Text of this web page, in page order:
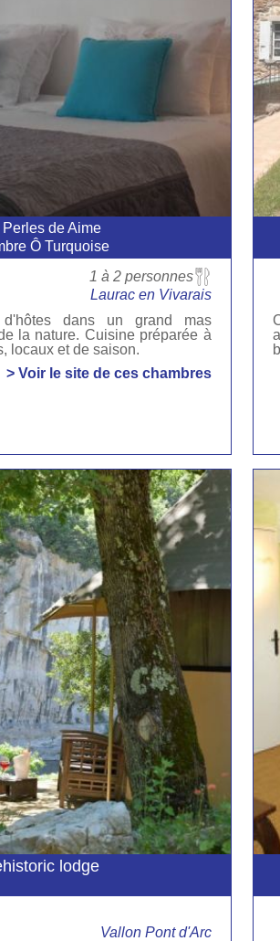
Perles de Aime
Ô Turquoise
1 à 2 personnes
Laurac en Vivarais
dans un grand mas
la nature. Cuisine préparée à
locaux et de saison.
> Voir le site de ces chambres
lodge
Vallon Pont d'Arc